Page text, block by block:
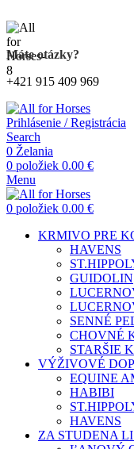
Máte otázky?
+421 915 409 969
Prihlásenie / Registrácia
Search
0 Želania
0 položiek 0.00 €
Menu
0 položiek 0.00 €
KRMIVO PRE
HAVENS
GUIDOLIN
SENNÉ
CHOVNÉ
STARŠIE
VÝŽIVOVÉ
EQUINE
HABIBI
HAVENS
ZA STUDENA